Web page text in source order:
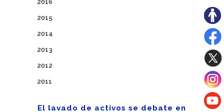
2016
2015
2014
2013
2012
2011
El lavado de activos se debate en